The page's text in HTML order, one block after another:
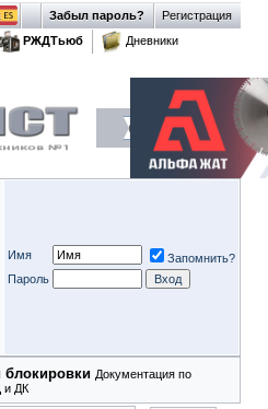
Регистрация
Забыл пароль?
РЖДТьюб
Дневники
Имя
Запомнить?
Пароль
блокировки Документация по
ДК